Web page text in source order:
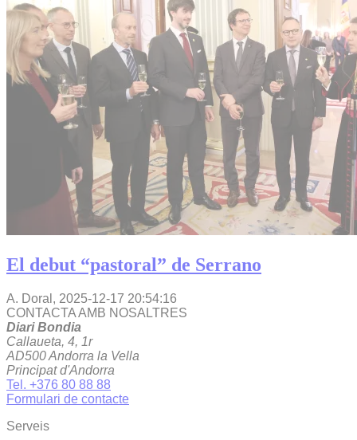
El debut “pastoral” de Serrano
A. Doral, 2025-12-17 20:54:16
CONTACTA AMB NOSALTRES
Diari Bondia
Callaueta, 4, 1r
AD500 Andorra la Vella
Principat d'Andorra
Tel. +376 80 88 88
Formulari de contacte
Serveis